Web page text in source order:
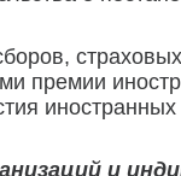
премии
и